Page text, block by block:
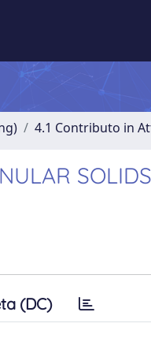
4.1 Contributo in
(DC)